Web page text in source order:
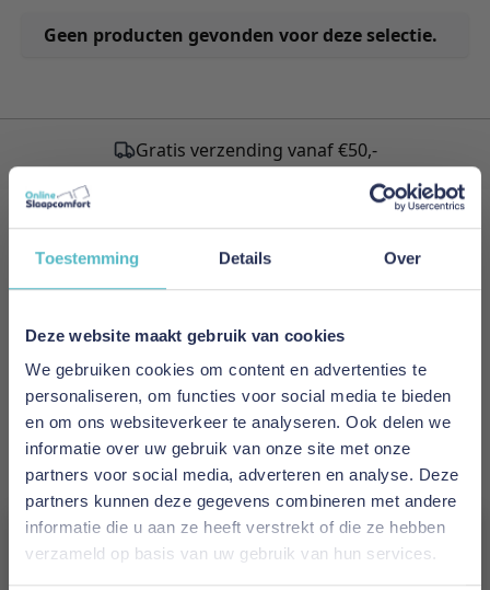
Toestemming Details Over
Deze website maakt gebruik van cookies
We gebruiken cookies om content en advertenties te
personaliseren, om functies voor social media te bieden
en om ons websiteverkeer te analyseren. Ook delen we
informatie over uw gebruik van onze site met onze
partners voor social media, adverteren en analyse. Deze
partners kunnen deze gegevens combineren met andere
informatie die u aan ze heeft verstrekt of die ze hebben
verzameld op basis van uw gebruik van hun services.
Geen producten gevonden voor deze selectie.
Gratis verzending vanaf €50,-
Meld je nu aan voor de nieuwsbrief
E-mailadres
Inschrijven
This form is protected by reCAPTCHA - theGoogle Privacy
Policy
Terms of Serviceapply.